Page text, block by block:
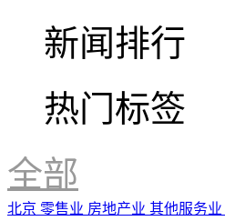
新闻排行
热门标签
全部
北京 零售业 房地产业 其他服务业